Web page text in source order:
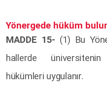
Yönergede hüküm
MADDE 15- (1) Bu
hallerde
hükümleri uygulanır.